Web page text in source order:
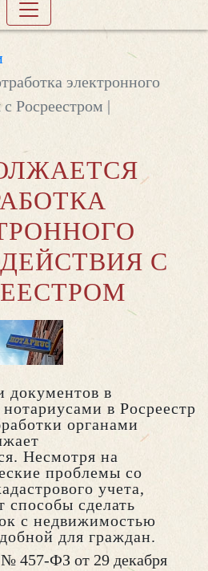
электронного
Росреестром |
С
документов в
в Росреестр
органами
Несмотря на
проблемы со
учета,
способы сделать
с недвижимостью
для граждан.
457-ФЗ от 29 декабря